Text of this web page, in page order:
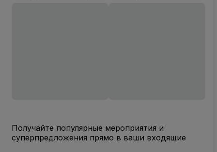
Получайте популярные мероприятия и
суперпредложения прямо в ваши входящие